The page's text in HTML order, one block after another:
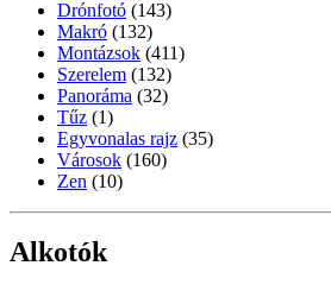
Drónfotó (143)
Makró (132)
Montázsok (411)
Szerelem (132)
Panoráma (32)
Tűz (1)
Egyvonalas rajz (35)
Városok (160)
Zen (10)
Alkotók